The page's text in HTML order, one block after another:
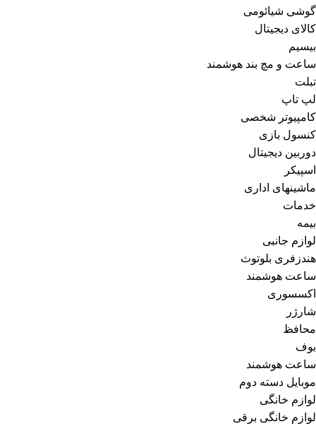
گوشی شیائومی
کالای دیجیتال
بیسیم
ساعت و مچ بند هوشمند
تبلت
لپ تاپ
کامپیوتر شخصی
کنسول بازی
دوربین دیجیتال
اسپیکر
ماشینهای اداری
خدمات
بیمه
لوازم جانبی
هندزفری بلوتوث
ساعت هوشمند
اکسسوری
شارژر
محافظ
بوف
ساعت هوشمند
موبایل دسته دوم
لوازم خانگی
لوازم خانگی برقی